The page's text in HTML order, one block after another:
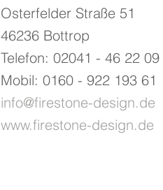
Osterfelder Straße 51
46236 Bottrop
Telefon: 02041 - 46 22 09
Mobil: 0160 - 922 193 61
info@firestone-design.de
www.firestone-design.de